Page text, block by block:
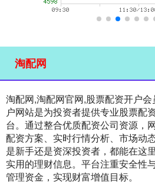
淘配网
淘配网,淘配网官网,股票配资开户
户网站是为投资者提供专业股票配
台。通过整合优质配资公司资源，
配资方案、实时行情分析、市场动
是新手还是资深投资者，都能在这
实用的理财信息。平台注重安全性
管理资金，实现财富增值目标。